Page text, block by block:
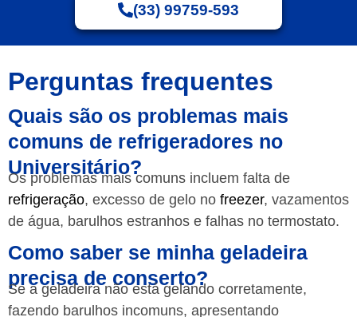
(33) 99759-593
Perguntas frequentes
Quais são os problemas mais
comuns de refrigeradores no
Universitário?
Os problemas mais comuns incluem falta de
refrigeração, excesso de gelo no freezer, vazamentos
de água, barulhos estranhos e falhas no termostato.
Como saber se minha geladeira
precisa de conserto?
Se a geladeira não está gelando corretamente,
fazendo barulhos incomuns, apresentando